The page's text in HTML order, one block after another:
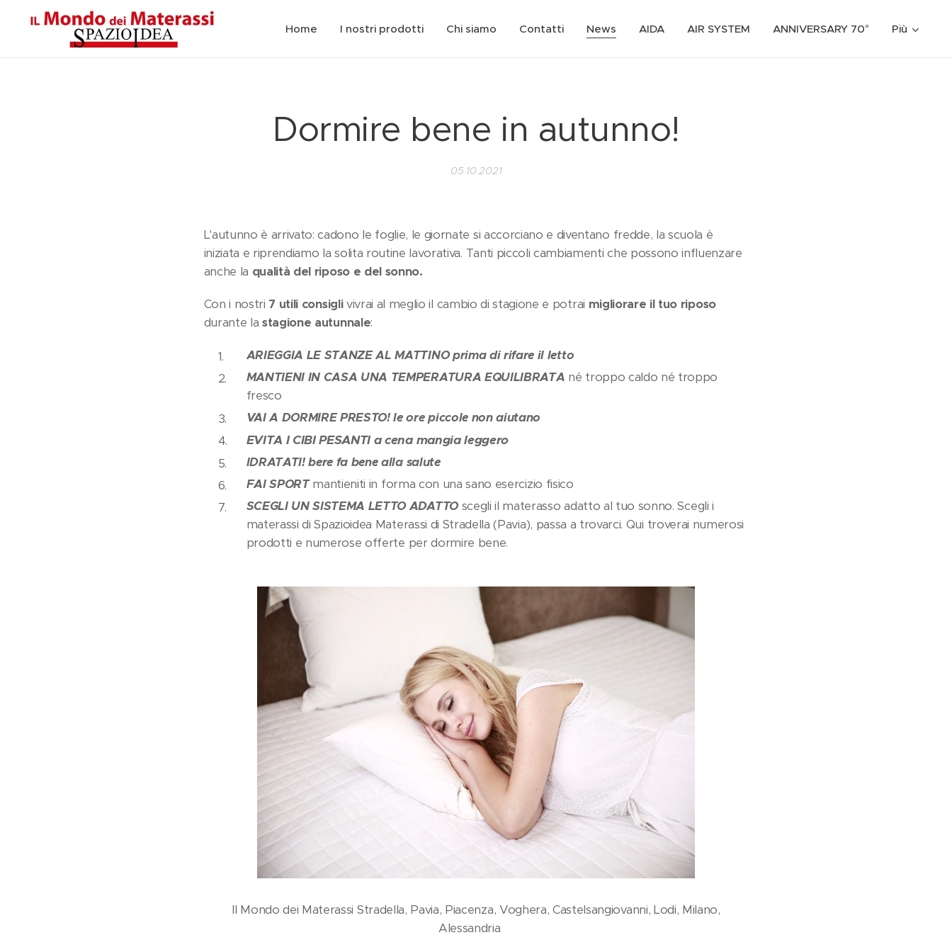
Home I nostri prodotti Chi siamo Contatti News AIDA AIR SYSTEM ANNIVERSARY 70° Più
Dormire bene in autunno!
05.10.2021
L'autunno è arrivato: cadono le foglie, le giornate si accorciano e diventano fredde, la scuola è
iniziata e riprendiamo la solita routine lavorativa. Tanti piccoli cambiamenti che possono influenzare
anche la qualità del riposo e del sonno.
Con i nostri 7 utili consiglivivrai al meglio il cambio di stagione e potrai migliorare il tuo riposo
durante la stagione autunnale:
ARIEGGIA LE STANZE AL MATTINO prima di rifare il letto
MANTIENI IN CASA UNA TEMPERATURA EQUILIBRATA né troppo caldo né troppo
fresco
VAI A DORMIRE PRESTO! le ore piccole non aiutano
EVITA I CIBI PESANTI a cena mangia leggero
IDRATATI! bere fa bene alla salute
FAI SPORTmantieniti in forma con una sano esercizio fisico
SCEGLI UN SISTEMA LETTO ADATTOscegli il materasso adatto al tuo sonno. Scegli i
materassi di Spazioidea Materassi di Stradella (Pavia), passa a trovarci. Qui troverai numerosi
prodotti e numerose offerte per dormire bene.
Il Mondo dei Materassi Stradella, Pavia, Piacenza, Voghera, Castelsangiovanni, Lodi, Milano,
Alessandria